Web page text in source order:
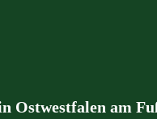
Ostwestfalen am